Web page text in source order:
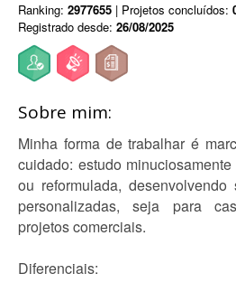
Ranking: 2977655 | Projetos concluídos:
Registrado desde: 26/08/2025
Sobre mim:
Minha forma de trabalhar é
cuidado: estudo
ou reformulada,
personalizadas, seja para
projetos comerciais.
Diferenciais: